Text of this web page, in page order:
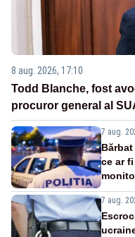
8 aug. 2026, 17:10
Todd Blanche, fost
procuror general al
7 aug.
ce ar
7 aug.